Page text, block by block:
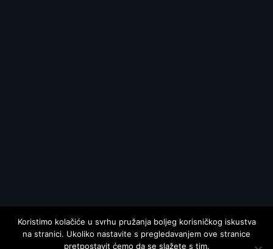
Koristimo kolačiće u svrhu pružanja boljeg korisničkog iskustva
na stranici. Ukoliko nastavite s pregledavanjem ove stranice
pretpostavit ćemo da se slažete s tim.